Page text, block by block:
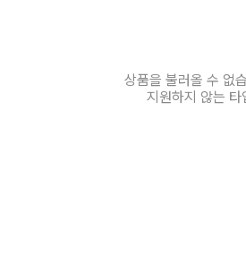
상품을 불러올 수 없
지원하지 않는 타